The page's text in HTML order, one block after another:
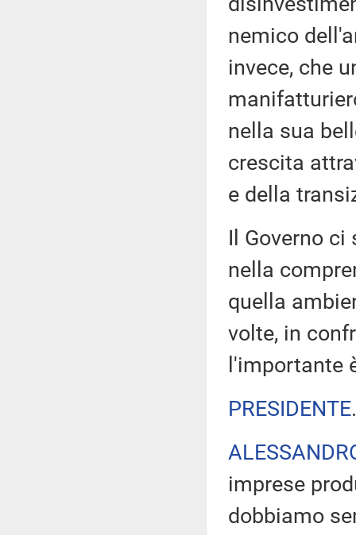
nemico
invece, che
nella sua
crescita
e della
Il Governo ci
nella
quella
volte, in
l'importante
PRESIDENTE
imprese
dobbiamo